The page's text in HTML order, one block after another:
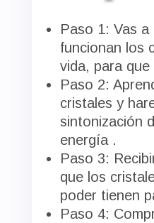
Paso 1: Vas
funcionan los
vida, para
Paso 2:
cristales y
sintonización
energía .
Paso 3:
que los
poder tienen
Paso 4: